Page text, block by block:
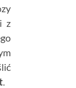
i z
.